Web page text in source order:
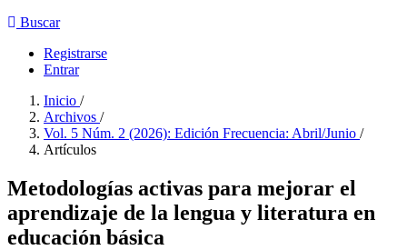
Buscar
Registrarse
Entrar
Inicio /
Archivos /
Vol. 5 Núm. 2 (2026): Edición Frecuencia: Abril/Junio /
Artículos
Metodologías activas para mejorar el
aprendizaje de la lengua y literatura en
educación básica